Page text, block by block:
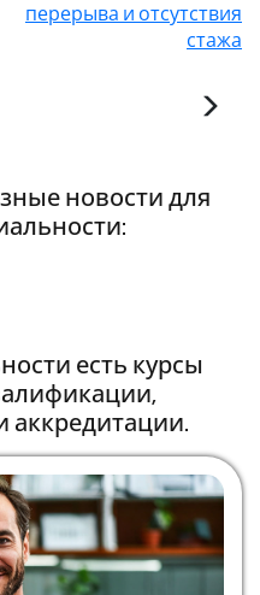
перерыва и отсутствия
стажа
новости для
есть курсы
аккредитации.